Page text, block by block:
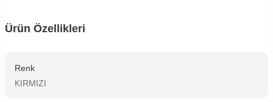
Ürün Özellikleri
Renk
KIRMIZI